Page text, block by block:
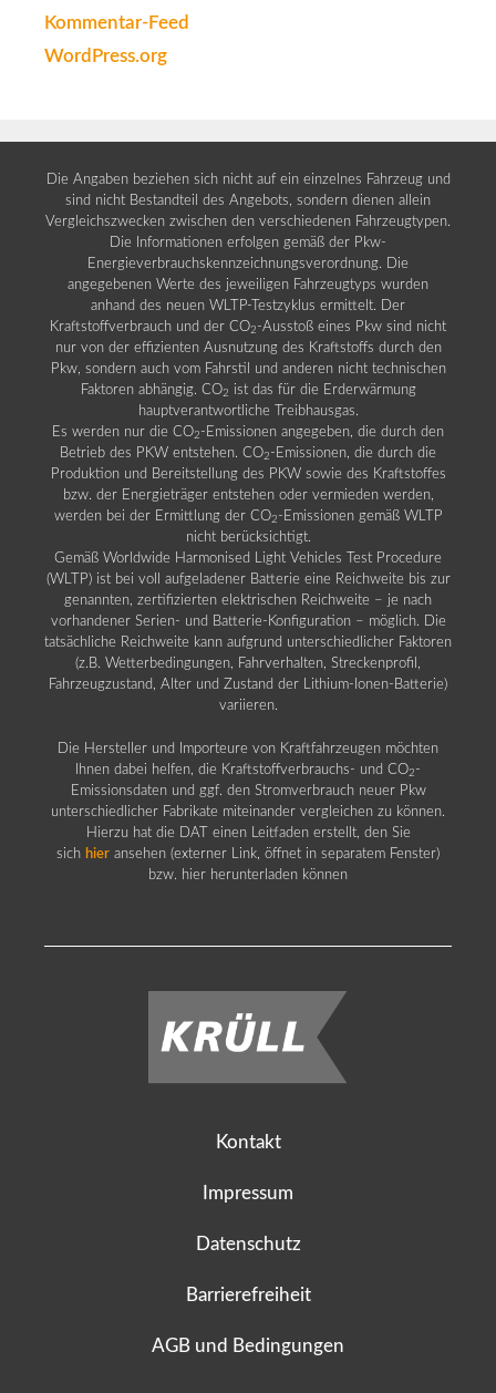
Kommentar-Feed
WordPress.org
Die Angaben beziehen sich nicht auf ein einzelnes Fahrzeug und
sind nicht Bestandteil des Angebots, sondern dienen allein
Vergleichszwecken zwischen den verschiedenen Fahrzeugtypen.
Die Informationen erfolgen gemäß der Pkw-
Energieverbrauchskennzeichnungsverordnung. Die
angegebenen Werte des jeweiligen Fahrzeugtyps wurden
anhand des neuen WLTP-Testzyklus ermittelt. Der
Kraftstoffverbrauch und der CO2 -Ausstoß eines Pkw sind nicht
nur von der effizienten Ausnutzung des Kraftstoffs durch den
Pkw, sondern auch vom Fahrstil und anderen nicht technischen
Faktoren abhängig. CO2 ist das für die Erderwärmung
hauptverantwortliche Treibhausgas.
Es werden nur die CO2 -Emissionen angegeben, die durch den
Betrieb des PKW entstehen. CO2 -Emissionen, die durch die
Produktion und Bereitstellung des PKW sowie des Kraftstoffes
bzw. der Energieträger entstehen oder vermieden werden,
werden bei der Ermittlung der CO2 -Emissionen gemäß WLTP
nicht berücksichtigt.
Gemäß Worldwide Harmonised Light Vehicles Test Procedure
(WLTP) ist bei voll aufgeladener Batterie eine Reichweite bis zur
genannten, zertifizierten elektrischen Reichweite – je nach
vorhandener Serien- und Batterie-Konfiguration – möglich. Die
tatsächliche Reichweite kann aufgrund unterschiedlicher Faktoren
(z.B. Wetterbedingungen, Fahrverhalten, Streckenprofil,
Fahrzeugzustand, Alter und Zustand der Lithium-Ionen-Batterie)
variieren.
Die Hersteller und Importeure von Kraftfahrzeugen möchten
Ihnen dabei helfen, die Kraftstoffverbrauchs- und CO2 -
Emissionsdaten und ggf. den Stromverbrauch neuer Pkw
unterschiedlicher Fabrikate miteinander vergleichen zu können.
Hierzu hat die DAT einen Leitfaden erstellt, den Sie
sich hier ansehen (externer Link, öffnet in separatem Fenster)
bzw. hier herunterladen können
Kontakt
Impressum
Datenschutz
Barrierefreiheit
AGB und Bedingungen